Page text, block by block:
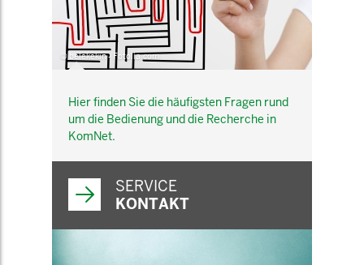
© belekekin - Fotolia.com
Hier finden Sie die häufigsten Fragen rund
um die Bedienung und die Recherche in
KomNet.
SERVICE
KONTAKT